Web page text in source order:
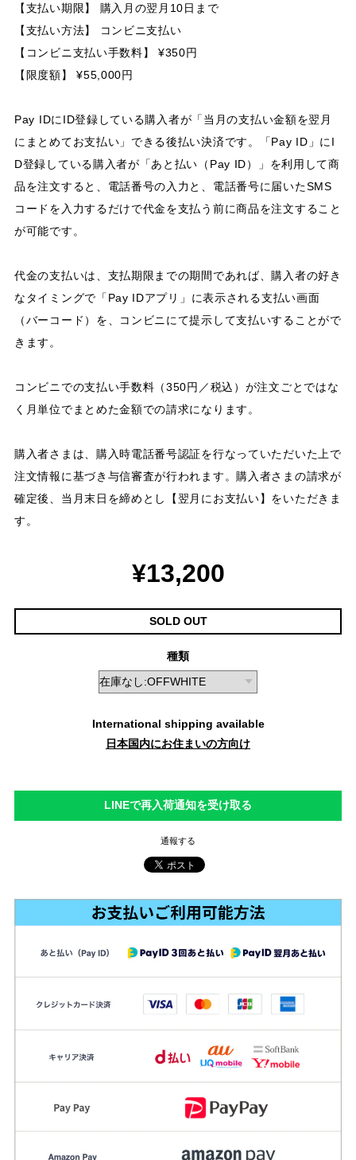
【支払い期限】 購入月の翌月10日まで
【支払い方法】 コンビニ支払い
【コンビニ支払い手数料】 ¥350円
【限度額】 ¥55,000円
Pay IDにID登録している購入者が「当月の支払い金額を翌月
にまとめてお支払い」できる後払い決済です。「Pay ID」にI
D登録している購入者が「あと払い（Pay ID）」を利用して商
品を注文すると、電話番号の入力と、電話番号に届いたSMS
コードを入力するだけで代金を支払う前に商品を注文すること
が可能です。
代金の支払いは、支払期限までの期間であれば、購入者の好き
なタイミングで「Pay IDアプリ」に表示される支払い画面
（バーコード）を、コンビニにて提示して支払いすることがで
きます。
コンビニでの支払い手数料（350円／税込）が注文ごとではな
く月単位でまとめた金額での請求になります。
購入者さまは、購入時電話番号認証を行なっていただいた上で
注文情報に基づき与信審査が行われます。購入者さまの請求が
確定後、当月末日を締めとし【翌月にお支払い】をいただきま
す。
¥13,200
SOLD OUT
種類
International shipping available
日本国内にお住まいの方向け
LINEで再入荷通知を受け取る
通報する